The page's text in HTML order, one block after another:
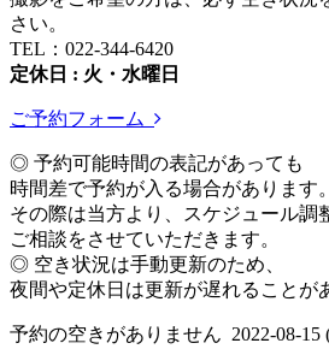
さい。
TEL：022-344-6420
定休日 : 火・水曜日
ご予約フォーム
◎ 予約可能時間の表記があっても
時間差で予約が入る場合があります。
その際は当方より、スケジュール調
ご相談をさせていただきます。
◎ 空き状況は手動更新のため、
夜間や定休日は更新が遅れることが
予約の空きがありません 2022-08-15